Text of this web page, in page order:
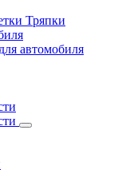
Тряпки
автомобиля